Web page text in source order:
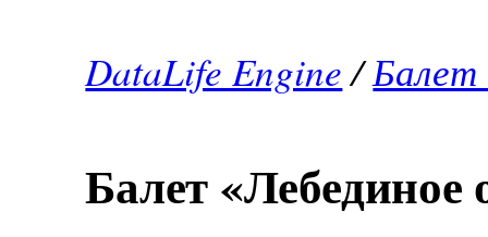
DataLife Engine/Балет
Балет